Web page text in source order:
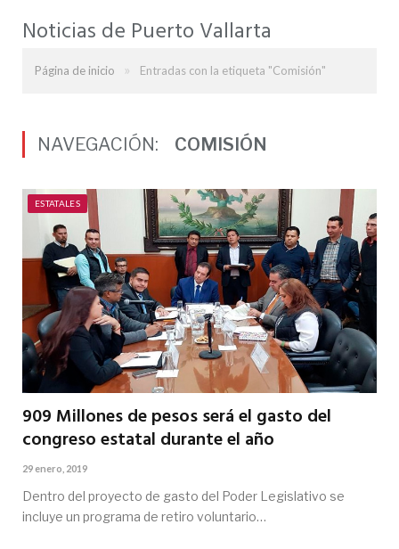
Noticias de Puerto Vallarta
Página de inicio » Entradas con la etiqueta "Comisión"
NAVEGACIÓN: COMISIÓN
ESTATALES
909 Millones de pesos será el gasto del
congreso estatal durante el año
29 enero, 2019
Dentro del proyecto de gasto del Poder Legislativo se
incluye un programa de retiro voluntario…